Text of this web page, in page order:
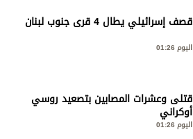
قصف إسرائيلي يطال 4 قرى جنوب لبنان
اليوم 01:26
قتلى وعشرات المصابين بتصعيد روسي
أوكراني
اليوم 01:26